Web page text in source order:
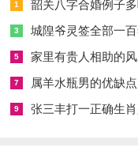
蛇为造型的黑曜石饰品
关系抵御外来的分离与
1 韶关八字合婚例子多吗 韶关八字测
3 城隍爷灵签全部一百签 城隍爷灵签解
5 家里有贵人相助的风水 家里有贵人是什
7 属羊水瓶男的优缺点 属羊水瓶座男生性格
9 张三丰打一正确生肖是什么意思 张三丰是